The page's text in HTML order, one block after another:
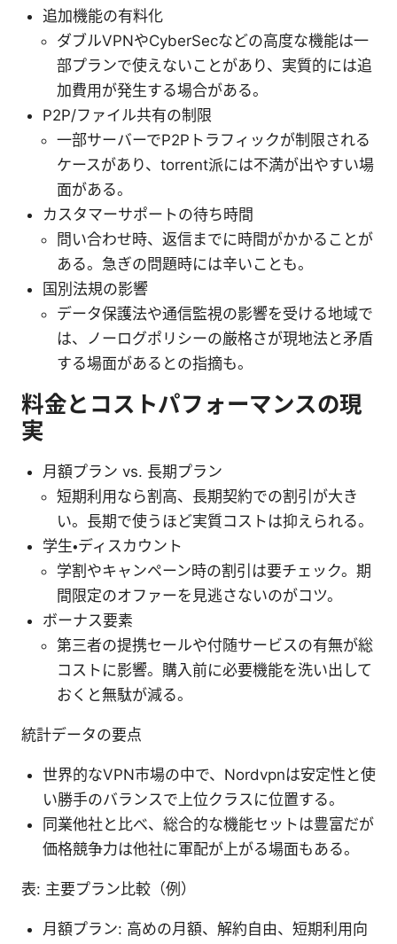
追加機能の有料化
ダブルVPNやCyberSecなどの高度な機能は一
部プランで使えないことがあり、実質的には追
加費用が発生する場合がある。
P2P/ファイル共有の制限
一部サーバーでP2Pトラフィックが制限される
ケースがあり、torrent派には不満が出やすい場
面がある。
カスタマーサポートの待ち時間
問い合わせ時、返信までに時間がかかることが
ある。急ぎの問題時には辛いことも。
国別法規の影響
データ保護法や通信監視の影響を受ける地域で
は、ノーログポリシーの厳格さが現地法と矛盾
する場面があるとの指摘も。
料金とコストパフォーマンスの現
実
月額プラン vs. 長期プラン
短期利用なら割高、長期契約での割引が大き
い。長期で使うほど実質コストは抑えられる。
学生・ディスカウント
学割やキャンペーン時の割引は要チェック。期
間限定のオファーを見逃さないのがコツ。
ボーナス要素
第三者の提携セールや付随サービスの有無が総
コストに影響。購入前に必要機能を洗い出して
おくと無駄が減る。
統計データの要点
世界的なVPN市場の中で、Nordvpnは安定性と使
い勝手のバランスで上位クラスに位置する。
同業他社と比べ、総合的な機能セットは豊富だが
価格競争力は他社に軍配が上がる場面もある。
表: 主要プラン比較（例）
月額プラン: 高めの月額、解約自由、短期利用向